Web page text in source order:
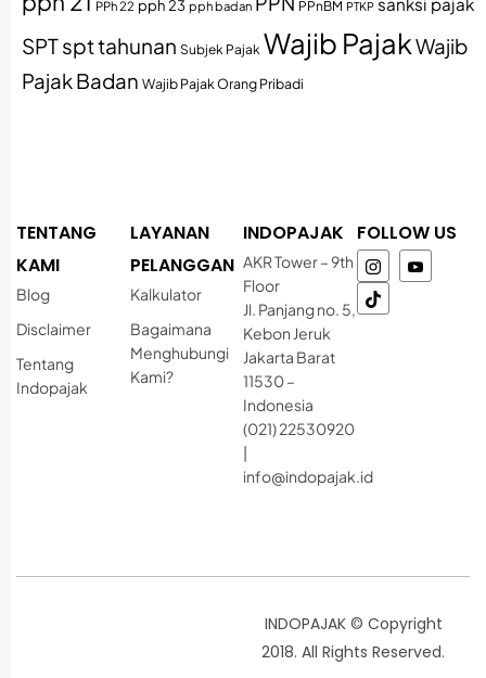
PPh 22 pph 23 pph badan PPnBM PTKP
SPTspt tahunan Subjek Pajak Wajib PajakWajib
Pajak Badan Wajib Pajak Orang Pribadi
TENTANG
KAMI
Blog
Disclaimer
Tentang
Indopajak
LAYANAN
PELANGGAN
Kalkulator
Bagaimana
Menghubungi
Kami?
INDOPAJAK
AKR Tower – 9th
Floor
Jl. Panjang no. 5,
Kebon Jeruk
Jakarta Barat
11530 –
Indonesia
(021) 22530920
|
info@indopajak.id
FOLLOW US
INDOPAJAK © Copyright
2018. All Rights Reserved.